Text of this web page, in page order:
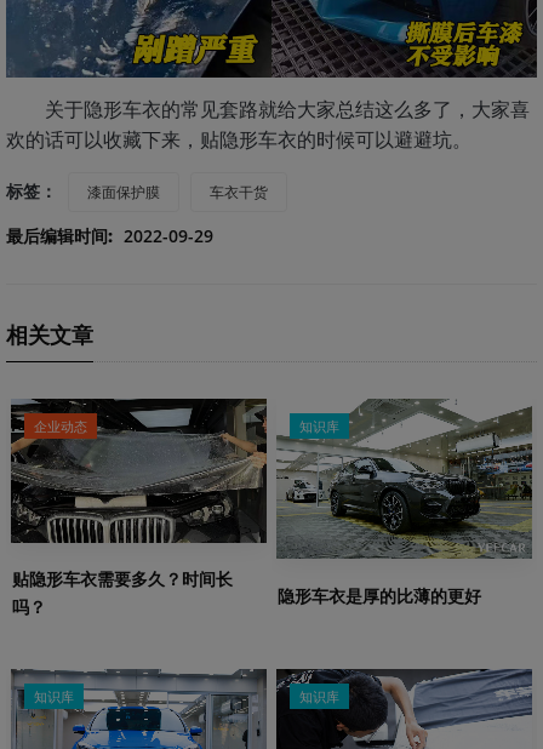
关于隐形车衣的常见套路就给大家总结这么多了，大家喜
欢的话可以收藏下来，贴隐形车衣的时候可以避避坑。
标签： 漆面保护膜 车衣干货
最后编辑时间: 2022-09-29
相关文章
企业动态
贴隐形车衣需要多久？时间长
吗？
知识库
隐形车衣是厚的比薄的更好
知识库 知识库